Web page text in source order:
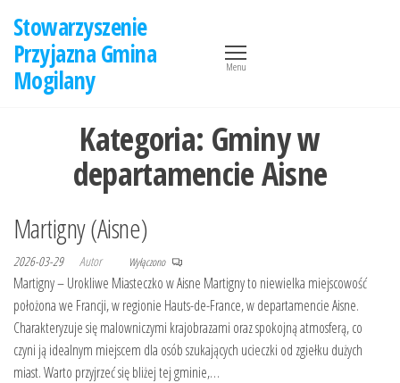
treści
Stowarzyszenie
Przyjazna Gmina
Mogilany
Menu
Kategoria: Gminy w
departamencie Aisne
Martigny (Aisne)
2026-03-29 Autor Wyłączono
Martigny – Urokliwe Miasteczko w Aisne Martigny to niewielka miejscowość
położona we Francji, w regionie Hauts-de-France, w departamencie Aisne.
Charakteryzuje się malowniczymi krajobrazami oraz spokojną atmosferą, co
czyni ją idealnym miejscem dla osób szukających ucieczki od zgiełku dużych
miast. Warto przyjrzeć się bliżej tej gminie,…